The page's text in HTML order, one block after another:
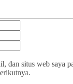
dan situs web saya